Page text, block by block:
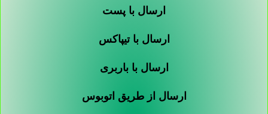
ارسال با پست
ارسال با تیپاکس
ارسال با باربری
ارسال از طریق اتوبوس